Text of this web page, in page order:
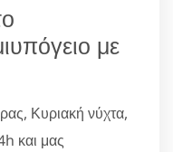
με
Κυριακή νύχτα,
και μας